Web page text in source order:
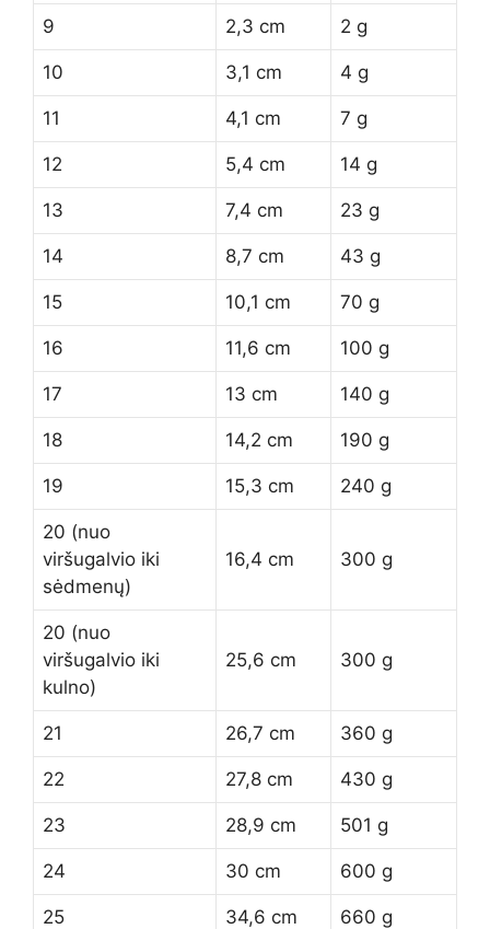
9 2,3 cm 2 g
10 3,1 cm 4 g
11 4,1 cm 7 g
12 5,4 cm 14 g
13 7,4 cm 23 g
14 8,7 cm 43 g
15 10,1 cm 70 g
16 11,6 cm 100 g
17 13 cm 140 g
18 14,2 cm 190 g
19 15,3 cm 240 g
20 (nuo
viršugalvio iki
sėdmenų)
16,4 cm 300 g
20 (nuo
viršugalvio iki
kulno)
25,6 cm 300 g
21 26,7 cm 360 g
22 27,8 cm 430 g
23 28,9 cm 501 g
24 30 cm 600 g
25 34,6 cm 660 g